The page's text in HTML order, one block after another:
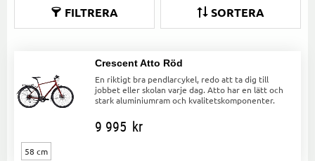
FILTRERA SORTERA
Crescent Atto Röd
En riktigt bra pendlarcykel, redo att ta dig till
jobbet eller skolan varje dag. Atto har en lätt och
stark aluminiumram och kvalitetskomponenter.
9 995 kr
58 cm